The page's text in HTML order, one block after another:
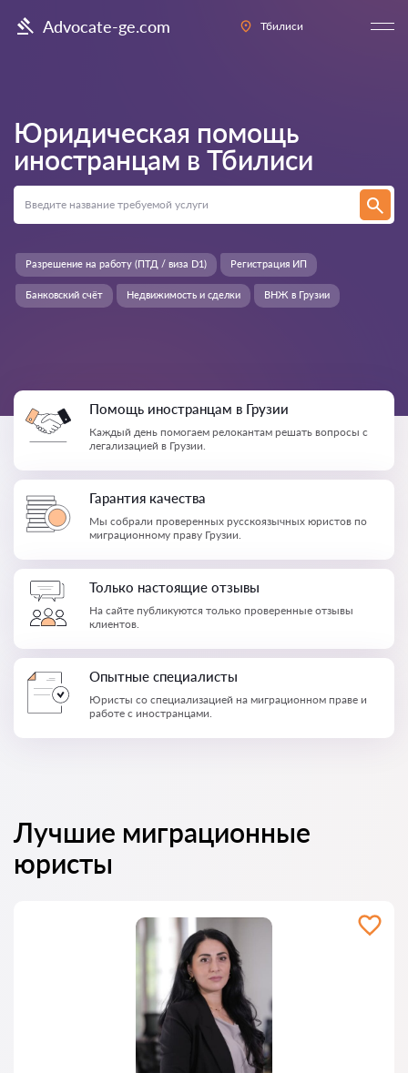
Advocate-ge.com Тбилиси
Юридическая помощь
иностранцам в Тбилиси
ВНЖ в Грузии
Разрешение на работу (ПТД / виза D1) Регистрация ИП
Банковский счёт Недвижимость и сделки
Помощь иностранцам в Грузии
Каждый день помогаем релокантам решать вопросы с
легализацией в Грузии.
Гарантия качества
Мы собрали проверенных русскоязычных юристов по
миграционному праву Грузии.
Только настоящие отзывы
На сайте публикуются только проверенные отзывы
клиентов.
Опытные специалисты
Юристы со специализацией на миграционном праве и
работе с иностранцами.
Лучшие миграционные
юристы